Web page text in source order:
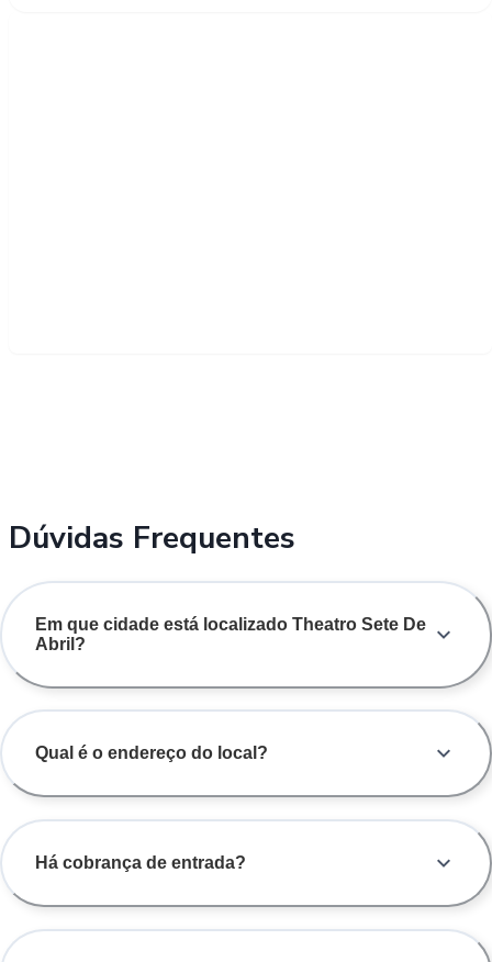
Dúvidas Frequentes
Em que cidade está localizado Theatro Sete De
Abril?
Qual é o endereço do local?
Há cobrança de entrada?